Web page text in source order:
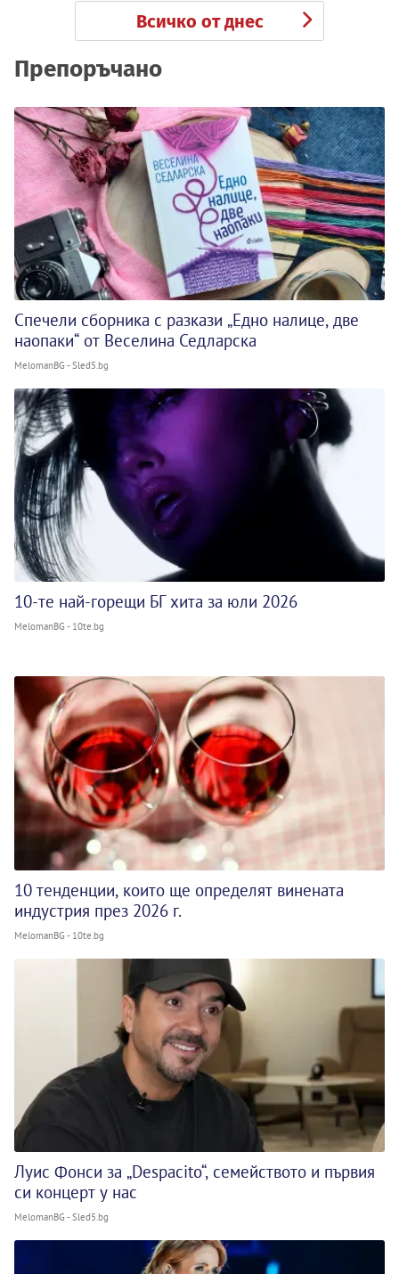
Всичко от днес
Препоръчано
Спечели сборника с разкази „Едно налице, две
наопаки“ от Веселина Седларска
MelomanBG - Sled5.bg
10-те най-горещи БГ хита за юли 2026
MelomanBG - 10te.bg
10 тенденции, които ще определят винената
индустрия през 2026 г.
MelomanBG - 10te.bg
Луис Фонси за „Despacito“, семейството и първия
си концерт у нас
MelomanBG - Sled5.bg